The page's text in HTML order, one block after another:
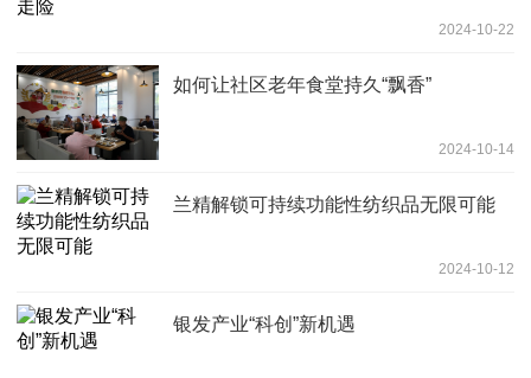
2024-10-22
如何让社区老年食堂持久“飘香”
2024-10-14
兰精解锁可持续功能性纺织品无限可能
2024-10-12
银发产业“科创”新机遇